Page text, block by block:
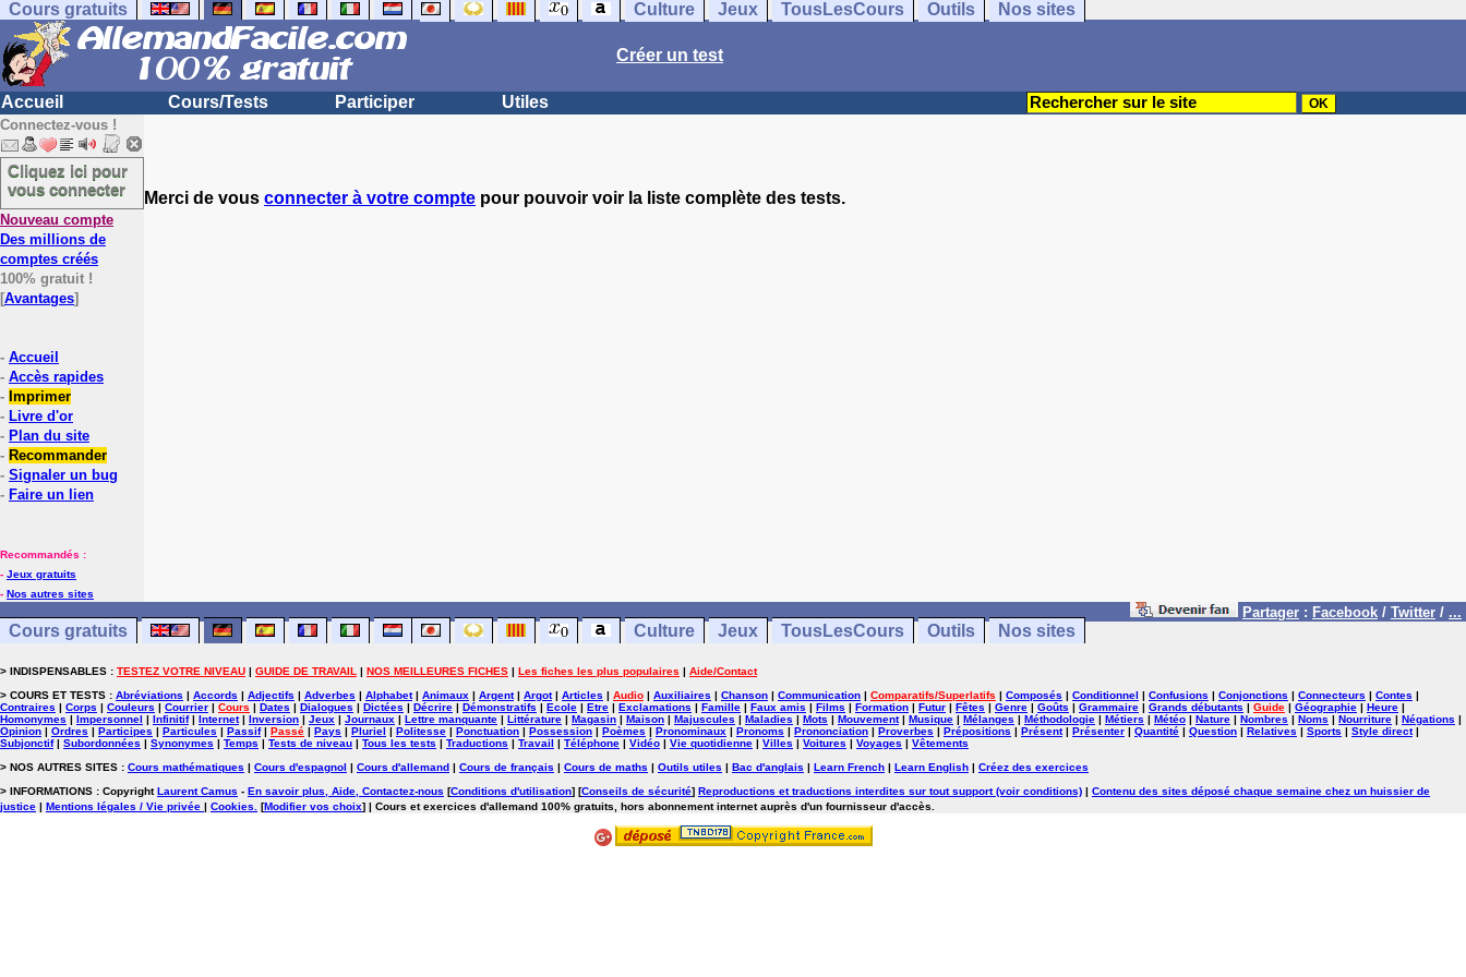
Cours gratuits Culture Jeux TousLesCours Outils Nos sites
Créer un test
Accueil Cours/Tests Participer Utiles
Connectez-vous !
Cliquez ici pour
vous connecter
Nouveau compte
Des millions de
comptes créés
100% gratuit !
[Avantages]
- Accueil
- Accès rapides
- Imprimer
- Livre d'or
- Plan du site
- Recommander
- Signaler un bug
- Faire un lien
Recommandés :
- Jeux gratuits
- Nos autres sites
Merci de vous connecter à votre compte pour pouvoir voir la liste complète des tests.
Partager : Facebook / Twitter / ...
Cours gratuits Culture Jeux TousLesCours Outils Nos sites
> INDISPENSABLES : TESTEZ VOTRE NIVEAU | GUIDE DE TRAVAIL | NOS MEILLEURES FICHES | Les fiches les plus populaires | Aide/Contact
> COURS ET TESTS : Abréviations | Accords | Adjectifs | Adverbes | Alphabet| Animaux | Argent| Argot| Articles | Audio | Auxiliaires | Chanson | Communication | Comparatifs/Superlatifs | Composés | Conditionnel | Confusions | Conjonctions | Connecteurs | Contes |
Contraires | Corps | Couleurs | Courrier | Cours | Dates | Dialogues | Dictées | Décrire | Démonstratifs | Ecole | Etre | Exclamations | Famille | Faux amis | Films | Formation | Futur | Fêtes | Genre | Goûts | Grammaire | Grands débutants | Guide | Géographie | Heure |
Homonymes | Impersonnel | Infinitif| Internet| Inversion | Jeux | Journaux | Lettre manquante | Littérature | Magasin | Maison | Majuscules | Maladies | Mots | Mouvement| Musique | Mélanges | Méthodologie | Métiers | Météo | Nature | Nombres | Noms | Nourriture | Négations |
Opinion | Ordres | Participes | Particules | Passif| Passé | Pays | Pluriel | Politesse | Ponctuation | Possession | Poèmes | Pronominaux | Pronoms | Prononciation | Proverbes | Prépositions | Présent| Présenter | Quantité | Question | Relatives | Sports | Style direct|
Subjonctif| Subordonnées | Synonymes | Temps | Tests de niveau | Tous les tests | Traductions | Travail | Téléphone | Vidéo | Vie quotidienne | Villes | Voitures | Voyages | Vêtements
> NOS AUTRES SITES : Cours mathématiques | Cours d'espagnol | Cours d'allemand | Cours de français | Cours de maths | Outils utiles | Bac d'anglais | Learn French | Learn English | Créez des exercices
> INFORMATIONS : CopyrightLaurent Camus - En savoir plus, Aide, Contactez-nous [Conditions d'utilisation] [Conseils de sécurité] Reproductions et traductions interdites sur tout support (voir conditions) | Contenu des sites déposé chaque semaine chez un huissier de
justice | Mentions légales / Vie privée | Cookies [Modifier vos choix] | Cours et exercices d'allemand 100% gratuits, hors abonnement internet auprès d'un fournisseur d'accès.